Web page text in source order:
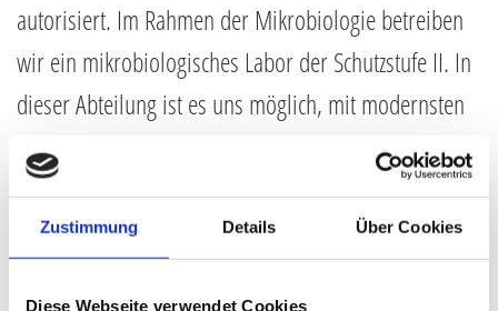
Zustimmung Details Über Cookies
Diese Webseite verwendet Cookies
autorisiert. Im Rahmen der Mikrobiologie betreiben
wir ein mikrobiologisches Labor der Schutzstufe II. In
dieser Abteilung ist es uns möglich, mit modernsten
Verfahren pathogene und nicht pathogene Keime zu
bestimmen.
Etwas mehr als zwei Jahrzehnte beteiligt sich unser